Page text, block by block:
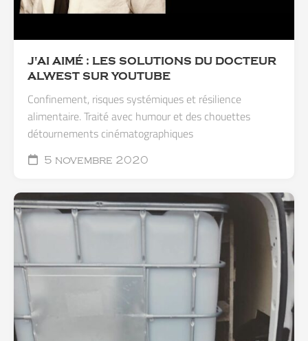
J'AI AIMÉ : LES SOLUTIONS DU DOCTEUR
ALWEST SUR YOUTUBE
Confinement, risques systémiques et résilience
alimentaire. Traité avec humour et des chouettes
détournements cinématographiques
5 novembre 2020